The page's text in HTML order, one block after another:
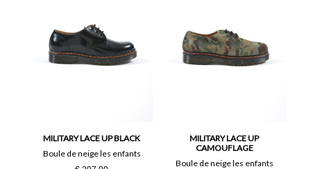
MILITARY LACE UP BLACK
Boule de neige les enfants
MILITARY LACE UP
CAMOUFLAGE
Boule de neige les enfants